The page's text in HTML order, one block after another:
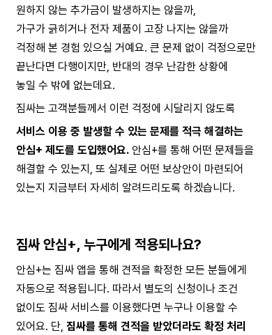
원하지 않는 추가금이 발생하지는 않을까,
가구가 긁히거나 전자 제품이 고장 나지는 않을까
걱정해 본 경험 있으실 거예요. 큰 문제 없이 걱정으로만
끝난다면 다행이지만, 반대의 경우 난감한 상황에
놓일 수 밖에 없는데요.
짐싸는 고객분들께서 이런 걱정에 시달리지 않도록
서비스 이용 중 발생할 수 있는 문제를 적극 해결하는
안심+ 제도를 도입했어요. 안심+를 통해 어떤 문제들을
해결할 수 있는지, 또 실제로 어떤 보상안이 마련되어
있는지 지금부터 자세히 알려드리도록 하겠습니다.
짐싸 안심+, 누구에게 적용되나요?
안심+는 짐싸 앱을 통해 견적을 확정한 모든 분들에게
자동으로 적용됩니다. 따라서 별도의 신청이나 조건
없이도 짐싸 서비스를 이용했다면 누구나 이용할 수
있어요. 단, 짐싸를 통해 견적을 받았더라도 확정 처리